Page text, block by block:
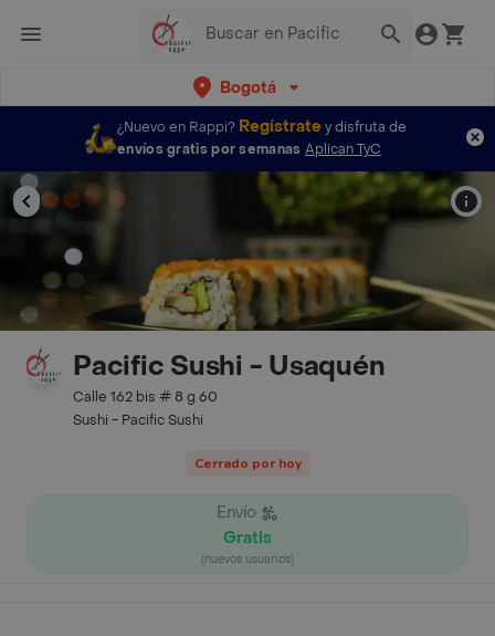
Bogotá
¿Nuevo en Rappi? Regístratey disfruta de
envíos gratis por semanas Aplican TyC
Pacific Sushi - Usaquén
Calle 162 bis # 8 g 60
Sushi - Pacific Sushi
Cerrado por hoy
Envío
Gratis
(nuevos usuarios)